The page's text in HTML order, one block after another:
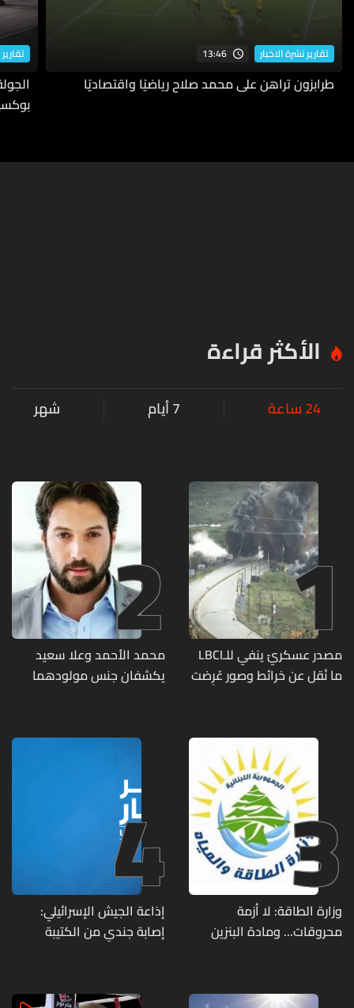
تقارير نشرة الاخبار 13:46
طرابزون تراهن على محمد صلاح رياضيًا واقتصاديًا
الأكثر قراءة
24 ساعة 7 أيام شهر
1
مصدر عسكريّ ينفي للـLBCI
ما نُقل عن خرائط وصور عُرِضت
تحت الأرض
2
محمد الأحمد وعلا سعيد
يكشفان جنس مولودهما
3
وزارة الطاقة: لا أزمة
محروقات... ومادة البنزين
4
إذاعة الجيش الإسرائيلي:
إصابة جندي من الكتيبة